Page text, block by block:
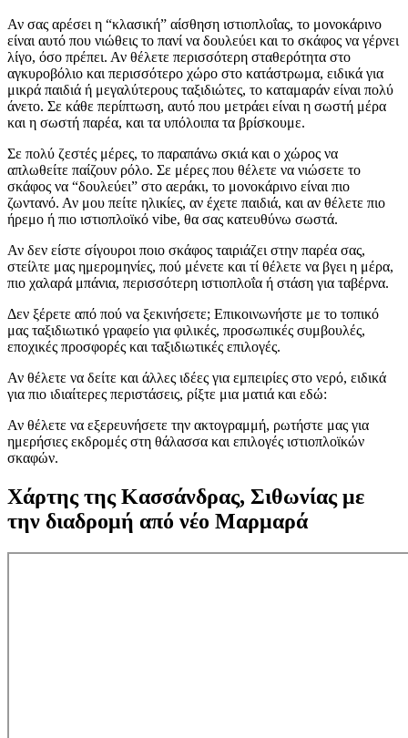
Αν σας αρέσει η “κλασική” αίσθηση ιστιοπλοΐας, το μονοκάρινο
είναι αυτό που νιώθεις το πανί να δουλεύει και το σκάφος να γέρνει
λίγο, όσο πρέπει. Αν θέλετε περισσότερη σταθερότητα στο
αγκυροβόλιο και περισσότερο χώρο στο κατάστρωμα, ειδικά για
μικρά παιδιά ή μεγαλύτερους ταξιδιώτες, το καταμαράν είναι πολύ
άνετο. Σε κάθε περίπτωση, αυτό που μετράει είναι η σωστή μέρα
και η σωστή παρέα, και τα υπόλοιπα τα βρίσκουμε.
Σε πολύ ζεστές μέρες, το παραπάνω σκιά και ο χώρος να
απλωθείτε παίζουν ρόλο. Σε μέρες που θέλετε να νιώσετε το
σκάφος να “δουλεύει” στο αεράκι, το μονοκάρινο είναι πιο
ζωντανό. Αν μου πείτε ηλικίες, αν έχετε παιδιά, και αν θέλετε πιο
ήρεμο ή πιο ιστιοπλοϊκό vibe, θα σας κατευθύνω σωστά.
Αν δεν είστε σίγουροι ποιο σκάφος ταιριάζει στην παρέα σας,
στείλτε μας ημερομηνίες, πού μένετε και τί θέλετε να βγει η μέρα,
πιο χαλαρά μπάνια, περισσότερη ιστιοπλοΐα ή στάση για ταβέρνα.
Δεν ξέρετε από πού να ξεκινήσετε; Επικοινωνήστε με το τοπικό
μας ταξιδιωτικό γραφείο για φιλικές, προσωπικές συμβουλές,
εποχικές προσφορές και ταξιδιωτικές επιλογές.
Αν θέλετε να δείτε και άλλες ιδέες για εμπειρίες στο νερό, ειδικά
για πιο ιδιαίτερες περιστάσεις, ρίξτε μια ματιά και εδώ:
Αν θέλετε να εξερευνήσετε την ακτογραμμή, ρωτήστε μας για
ημερήσιες εκδρομές στη θάλασσα και επιλογές ιστιοπλοϊκών
σκαφών.
Χάρτης της Κασσάνδρας, Σιθωνίας με
την διαδρομή από νέο Μαρμαρά